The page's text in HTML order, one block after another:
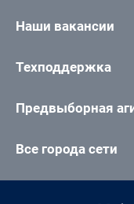
Наши вакансии
Техподдержка
Предвыборная
Все города сети